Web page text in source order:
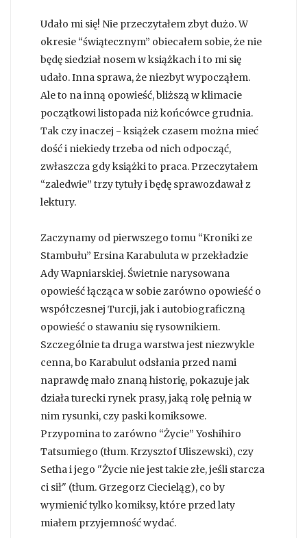
Udało mi się! Nie przeczytałem zbyt dużo. W
okresie “świątecznym” obiecałem sobie, że nie
będę siedział nosem w książkach i to mi się
udało. Inna sprawa, że niezbyt wypocząłem.
Ale to na inną opowieść, bliższą w klimacie
początkowi listopada niż końcówce grudnia.
Tak czy inaczej - książek czasem można mieć
dość i niekiedy trzeba od nich odpocząć,
zwłaszcza gdy książki to praca. Przeczytałem
“zaledwie” trzy tytuły i będę sprawozdawał z
lektury.
Zaczynamy od pierwszego tomu “Kroniki ze
Stambułu” Ersina Karabuluta w przekładzie
Ady Wapniarskiej. Świetnie narysowana
opowieść łącząca w sobie zarówno opowieść o
współczesnej Turcji, jak i autobiograficzną
opowieść o stawaniu się rysownikiem.
Szczególnie ta druga warstwa jest niezwykle
cenna, bo Karabulut odsłania przed nami
naprawdę mało znaną historię, pokazuje jak
działa turecki rynek prasy, jaką rolę pełnią w
nim rysunki, czy paski komiksowe.
Przypomina to zarówno “Życie” Yoshihiro
Tatsumiego (tłum. Krzysztof Uliszewski), czy
Setha i jego "Życie nie jest takie złe, jeśli starcza
ci sił" (tłum. Grzegorz Ciecieląg), co by
wymienić tylko komiksy, które przed laty
miałem przyjemność wydać.